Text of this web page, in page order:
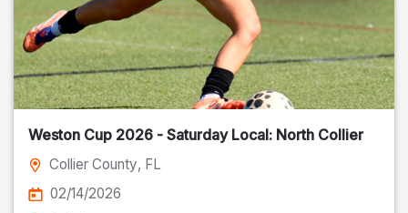
Weston Cup 2026 - Saturday Local: North Collier
Collier County, FL
02/14/2026